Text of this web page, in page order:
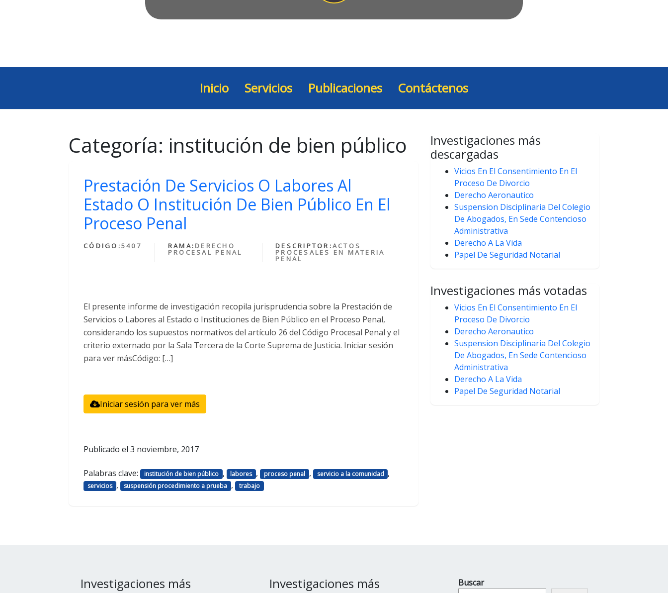
Inicio Servicios Publicaciones Contáctenos
Categoría: institución de bien público
Prestación De Servicios O Labores Al
Estado O Institución De Bien Público En El
Proceso Penal
CÓDIGO:5407 RAMA: DERECHO
PROCESAL PENAL
DESCRIPTOR:ACTOS
PROCESALES EN MATERIA
PENAL
El presente informe de investigación recopila jurisprudencia sobre la Prestación de
Servicios o Labores al Estado o Instituciones de Bien Público en el Proceso Penal,
considerando los supuestos normativos del artículo 26 del Código Procesal Penal y el
criterio externado por la Sala Tercera de la Corte Suprema de Justicia. Iniciar sesión
para ver másCódigo: […]
Iniciar sesión para ver más
Publicado el 3 noviembre, 2017
Palabras clave: institución de bien público , labores , proceso penal , servicio a la comunidad ,
servicios , suspensión procedimiento a prueba , trabajo
Investigaciones más
descargadas
Vicios En El Consentimiento En El
Proceso De Divorcio
Derecho Aeronautico
Suspension Disciplinaria Del Colegio
De Abogados, En Sede Contencioso
Administrativa
Derecho A La Vida
Papel De Seguridad Notarial
Investigaciones más votadas
Vicios En El Consentimiento En El
Proceso De Divorcio
Derecho Aeronautico
Suspension Disciplinaria Del Colegio
De Abogados, En Sede Contencioso
Administrativa
Derecho A La Vida
Papel De Seguridad Notarial
Investigaciones más
Investigaciones más
Buscar